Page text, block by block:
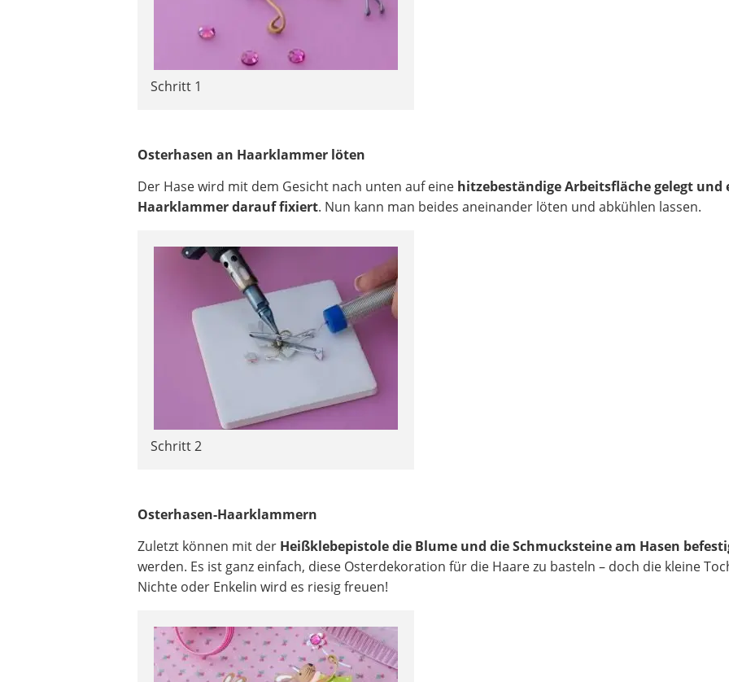
Schritt 1
Osterhasen an Haarklammer löten
Der Hase wird mit dem Gesicht nach unten auf eine hitzebeständige Arbeitsfläche gelegt und
Haarklammer darauf fixiert. Nun kann man beides aneinander löten und abkühlen lassen.
Schritt 2
Osterhasen-Haarklammern
Zuletzt können mit der Heißklebepistole die Blume und die Schmucksteine am Hasen
werden. Es ist ganz einfach, diese Osterdekoration für die Haare zu basteln – doch die kleine
Nichte oder Enkelin wird es riesig freuen!